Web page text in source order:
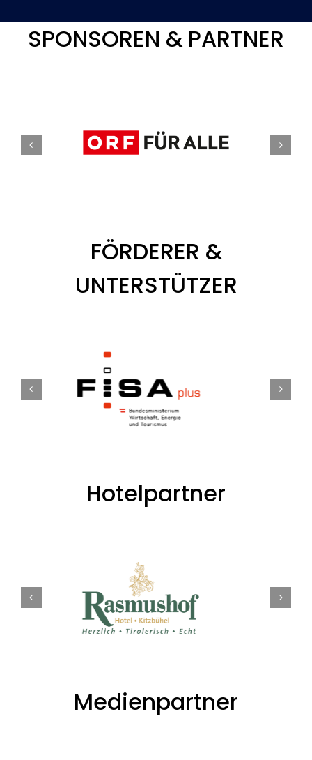
SPONSOREN & PARTNER
FÖRDERER &
UNTERSTÜTZER
Hotelpartner
Medienpartner